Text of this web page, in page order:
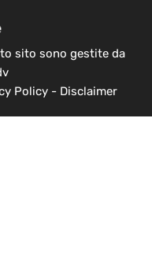
sito sono gestite da
Policy- Disclaimer